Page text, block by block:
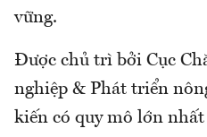
vững.
Được chủ trì bởi Cục
nghiệp & Phát triển
kiến có quy mô lớn